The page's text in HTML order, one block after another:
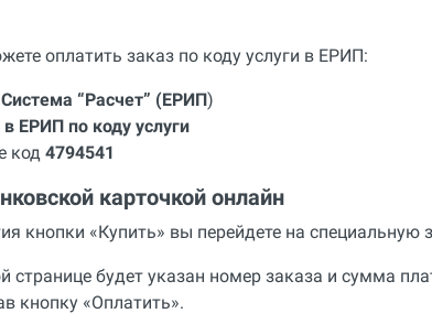
оплатить заказ по коду услуги в ЕРИП:
“Расчет” (ЕРИП)
ЕРИП по коду услуги
код 4794541
карточкой онлайн
кнопки «Купить» вы перейдете на
странице будет указан номер заказа и сумма
кнопку «Оплатить».